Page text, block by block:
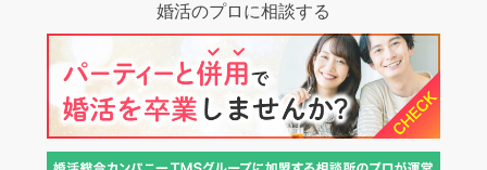
婚活のプロに相談する